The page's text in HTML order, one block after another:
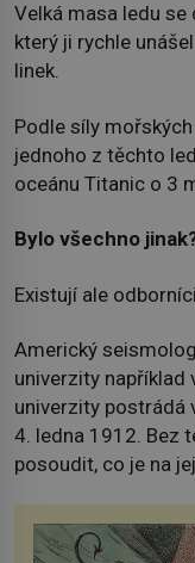
Velká masa ledu
který ji rychle
linek.
Podle síly
jednoho z těchto
oceánu Titanic o 3
Bylo všechno
Existují ale
Americký
univerzity například
univerzity postrádá
4. ledna 1912. Bez
posoudit, co je na